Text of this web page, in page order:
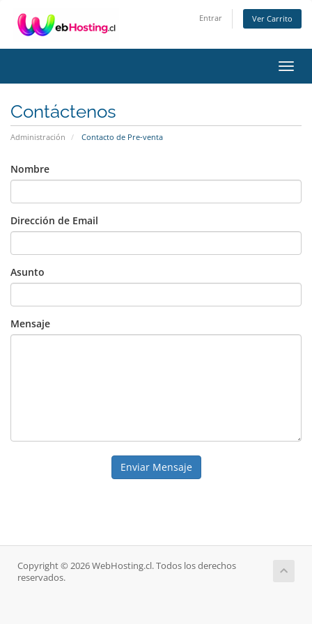
Entrar Ver Carrito
Contáctenos
Administración Contacto de Pre-venta
Nombre
Dirección de Email
Asunto
Mensaje
Enviar Mensaje
Copyright © 2026 WebHosting.cl. Todos los derechos
reservados.